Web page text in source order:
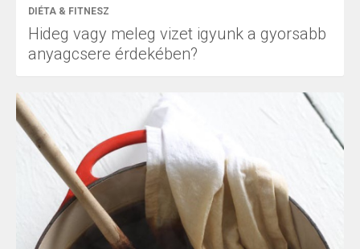
DIÉTA & FITNESZ
Hideg vagy meleg vizet igyunk a gyorsabb
anyagcsere érdekében?